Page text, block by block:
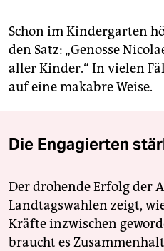
Schon im Kindergarten
den Satz: „Genosse
aller Kinder.“ In vielen
auf eine makabre Weise.
Die Engagierten
Der drohende Erfolg der
Landtagswahlen zeigt,
Kräfte inzwischen
braucht es